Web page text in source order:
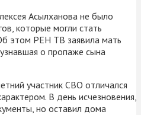
Асылханова не было
которые могли стать
этом РЕН ТВ заявила мать
о пропаже сына
участник СВО отличался
В день исчезновения,
но оставил дома